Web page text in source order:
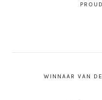
WINNAAR VAN